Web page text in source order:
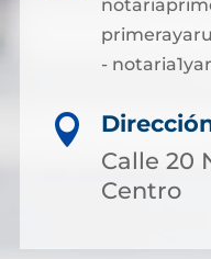
-

Calle 20
Centro